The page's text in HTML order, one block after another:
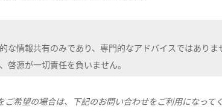
な情報共有のみであり、専門的なアドバイスではあり
啓源が一切責任を負いません。
ご希望の場合は、下記のお問い合わせをご利用になってく